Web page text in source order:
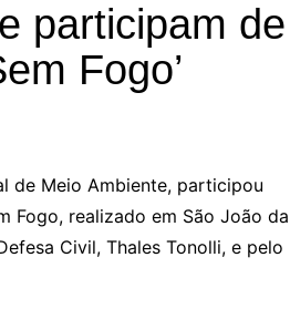
participam de
Fogo’
de Meio Ambiente, participou
Fogo, realizado em São João da
Civil, Thales Tonolli, e pelo